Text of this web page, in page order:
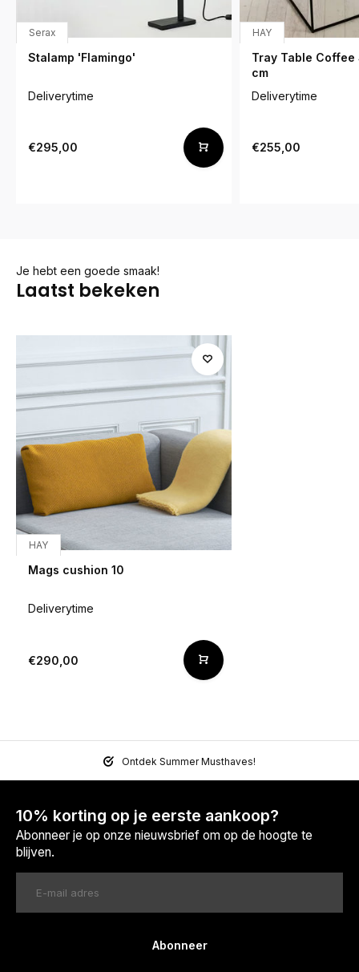
Serax
Stalamp 'Flamingo'
Deliverytime
€295,00
HAY
Tray Table
cm
Deliverytime
€255,00
Je hebt een goede smaak!
Laatst bekeken
HAY
Mags cushion 10
Deliverytime
€290,00
Ontdek Summer Musthaves!
10% korting op je eerste aankoop?
Abonneer je op onze nieuwsbrief om op de hoogte te
blijven.
Abonneer